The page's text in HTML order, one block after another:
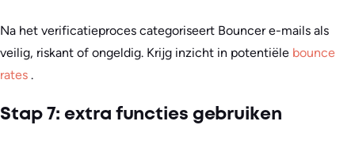
Na het verificatieproces categoriseert Bouncer e-mails als
veilig, riskant of ongeldig. Krijg inzicht in potentiële bounce
rates .
Stap 7: extra functies gebruiken